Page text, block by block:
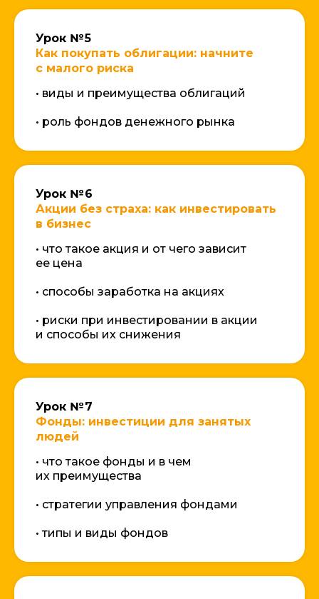
Урок № 5
Как покупать облигации: начните
с малого риска
• виды и преимущества облигаций
• роль фондов денежного рынка
Урок № 6
Акции без страха: как инвестировать
в бизнес
• что такое акция и от чего зависит
ее цена
• способы заработка на акциях
• риски при инвестировании в акции
и способы их снижения
Урок № 7
Фонды: инвестиции для занятых
людей
• что такое фонды и в чем
их преимущества
• стратегии управления фондами
• типы и виды фондов
Получите бесплатный доступ
Протестируйте курс и начните